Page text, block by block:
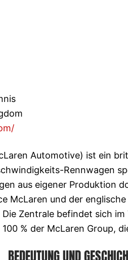
Automotive) ist ein
Rennwagen
aus eigener Produktion
McLaren und der
Zentrale befindet sich
% der McLaren Group,